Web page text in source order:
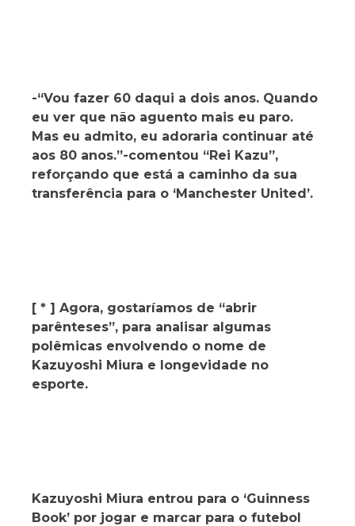
-“Vou fazer 60 daqui a dois anos. Quando
eu ver que não aguento mais eu paro.
Mas eu admito, eu adoraria continuar até
aos 80 anos.”-comentou “Rei Kazu”,
reforçando que está a caminho da sua
transferência para o ‘Manchester United’.
[ * ] Agora, gostaríamos de “abrir
parênteses”, para analisar algumas
polêmicas envolvendo o nome de
Kazuyoshi Miura e longevidade no
esporte.
Kazuyoshi Miura entrou para o ‘Guinness
Book’ por jogar e marcar para o futebol